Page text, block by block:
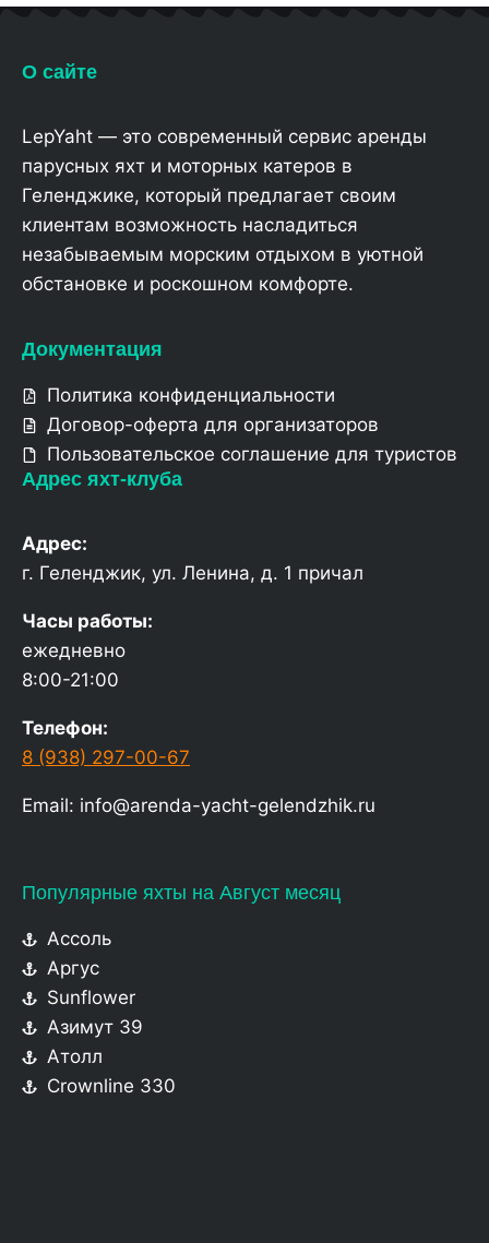
О сайте
LepYaht — это современный сервис аренды
парусных яхт и моторных катеров в
Геленджике, который предлагает своим
клиентам возможность насладиться
незабываемым морским отдыхом в уютной
обстановке и роскошном комфорте.
Документация
Политика конфиденциальности
Договор-оферта для организаторов
Пользовательское соглашение для туристов
Адрес яхт-клуба
Адрес:
г. Геленджик, ул. Ленина, д. 1 причал
Часы работы:
ежедневно
8:00-21:00
Телефон:
8 (938) 297-00-67
Email: info@arenda-yacht-gelendzhik.ru
Популярные яхты на Август месяц
Ассоль
Аргус
Sunflower
Азимут 39
Атолл
Crownline 330